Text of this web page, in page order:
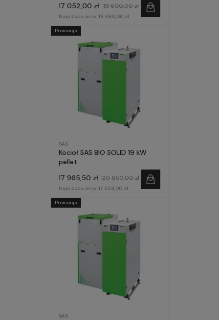
17 052,00 zł 19 600,00 zł
Najniższa cena: 16 660,00 zł
SAS
Kocioł SAS BIO SOLID 19 kW
pellet
17 965,50 zł 20 650,00 zł
Najniższa cena: 17 553,00 zł
Promocja
SAS
Promocja